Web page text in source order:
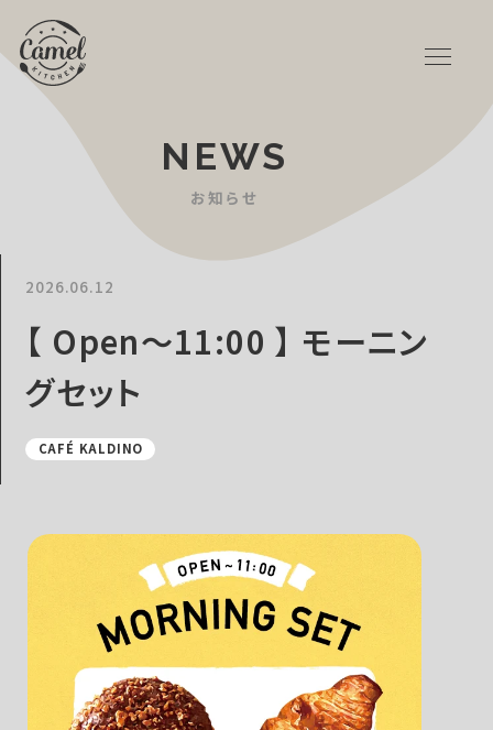
NEWS
お知らせ
【 Open〜11:00 】 モーニン
グセット
2026.06.12
CAFÉ KALDINO